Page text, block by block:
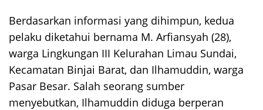
Berdasarkan informasi yang dihimpun, kedua
pelaku diketahui bernama M. Arfiansyah (28),
warga Lingkungan III Kelurahan Limau Sundai,
Kecamatan Binjai Barat, dan Ilhamuddin, warga
Pasar Besar. Salah seorang sumber
menyebutkan, Ilhamuddin diduga berperan